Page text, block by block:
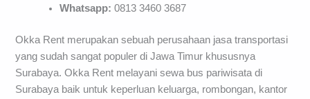
Whatsapp: 0813 3460 3687
Okka Rent merupakan sebuah perusahaan jasa transportasi
yang sudah sangat populer di Jawa Timur khususnya
Surabaya. Okka Rent melayani sewa bus pariwisata di
Surabaya baik untuk keperluan keluarga, rombongan, kantor